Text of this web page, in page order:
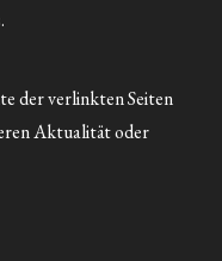
der verlinkten Seiten
Aktualität oder